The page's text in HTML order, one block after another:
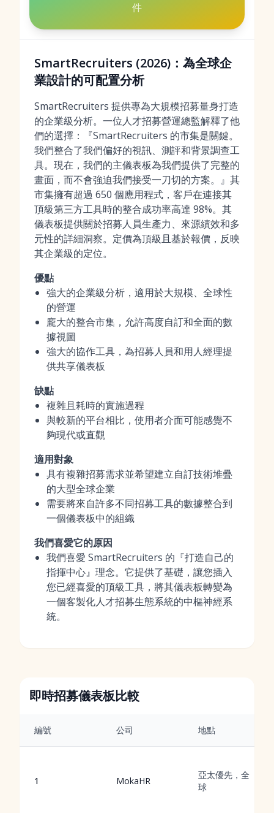
件
SmartRecruiters (2026)：為全球企
業設計的可配置分析
SmartRecruiters 提供專為大規模招募量身打造
的企業級分析。一位人才招募營運總監解釋了他
們的選擇：『SmartRecruiters 的市集是關鍵。
我們整合了我們偏好的視訊、測評和背景調查工
具。現在，我們的主儀表板為我們提供了完整的
畫面，而不會強迫我們接受一刀切的方案。』其
市集擁有超過 650 個應用程式，客戶在連接其
頂級第三方工具時的整合成功率高達 98%。其
儀表板提供關於招募人員生產力、來源績效和多
元性的詳細洞察。定價為頂級且基於報價，反映
其企業級的定位。
優點
強大的企業級分析，適用於大規模、全球性
的營運
龐大的整合市集，允許高度自訂和全面的數
據視圖
強大的協作工具，為招募人員和用人經理提
供共享儀表板
缺點
複雜且耗時的實施過程
與較新的平台相比，使用者介面可能感覺不
夠現代或直觀
適用對象
具有複雜招募需求並希望建立自訂技術堆疊
的大型全球企業
需要將來自許多不同招募工具的數據整合到
一個儀表板中的組織
我們喜愛它的原因
我們喜愛 SmartRecruiters 的『打造自己的
指揮中心』理念。它提供了基礎，讓您插入
您已經喜愛的頂級工具，將其儀表板轉變為
一個客製化人才招募生態系統的中樞神經系
統。
即時招募儀表板比較
編號 公司 地點
1 MokaHR
亞太優先，全
球